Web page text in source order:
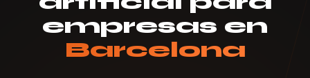
empresas en
Barcelona